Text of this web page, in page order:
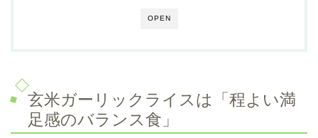
OPEN
玄米ガーリックライスは「程よい満
足感のバランス食」